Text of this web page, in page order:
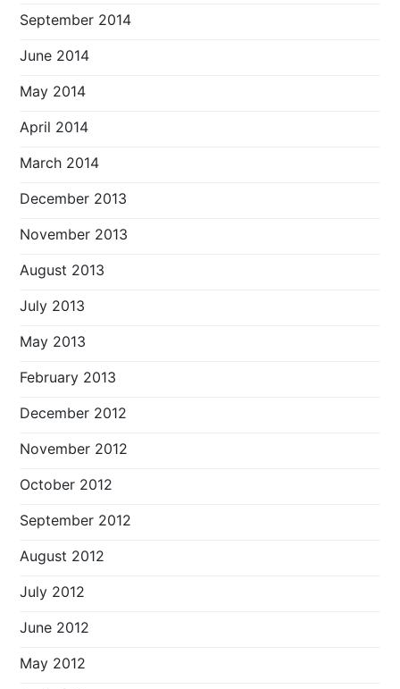
September 2014
June 2014
May 2014
April 2014
March 2014
December 2013
November 2013
August 2013
July 2013
May 2013
February 2013
December 2012
November 2012
October 2012
September 2012
August 2012
July 2012
June 2012
May 2012